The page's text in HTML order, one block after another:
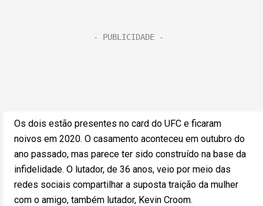
Os dois estão presentes no card do UFC e ficaram
noivos em 2020. O casamento aconteceu em outubro do
ano passado, mas parece ter sido construído na base da
infidelidade. O lutador, de 36 anos, veio por meio das
redes sociais compartilhar a suposta traição da mulher
com o amigo, também lutador, Kevin Croom.